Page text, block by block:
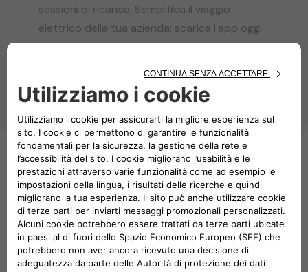
sessioni di ricarica. Semplifica il viaggio
elettrico della tua azienda: scarica l'app oggi
stesso!
Software per la mobilità
elettronica
La piattaforma perfetta per controllare e gestire la
vostra infrastruttura